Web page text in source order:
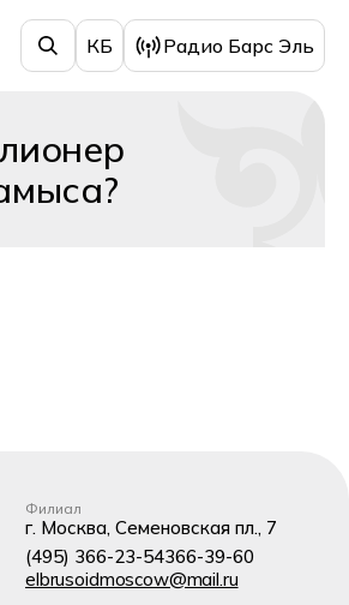
КБ Радио Барс Эль
Филиал
г. Москва, Семеновская пл., 7
(495) 366-23-54366-39-60
elbrusoidmoscow@mail.ru